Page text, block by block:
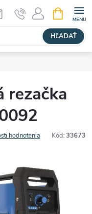
HĽADAŤ
KOŠÍK
rezačka
hodnotenia Kód: 33673